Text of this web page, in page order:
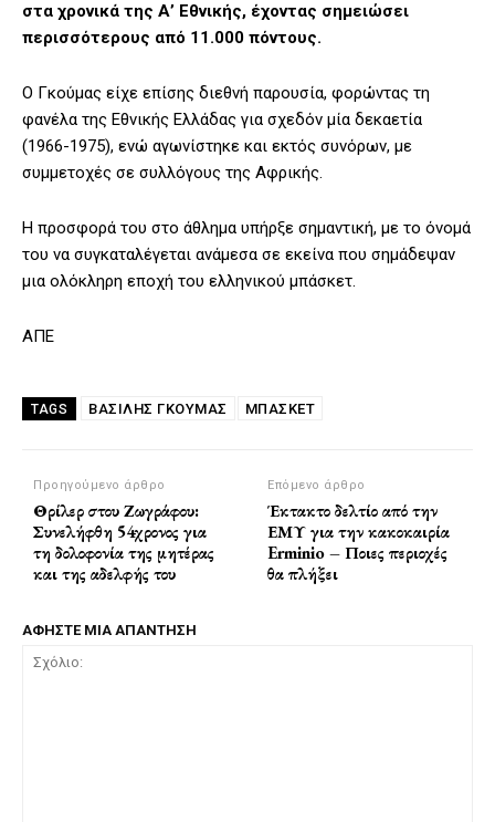
στα χρονικά της Α’ Εθνικής, έχοντας σημειώσει
περισσότερους από 11.000 πόντους.
Ο Γκούμας είχε επίσης διεθνή παρουσία, φορώντας τη
φανέλα της Εθνικής Ελλάδας για σχεδόν μία δεκαετία
(1966-1975), ενώ αγωνίστηκε και εκτός συνόρων, με
συμμετοχές σε συλλόγους της Αφρικής.
Η προσφορά του στο άθλημα υπήρξε σημαντική, με το όνομά
του να συγκαταλέγεται ανάμεσα σε εκείνα που σημάδεψαν
μια ολόκληρη εποχή του ελληνικού μπάσκετ.
ΑΠΕ
TAGS ΒΑΣΊΛΗΣ ΓΚΟΎΜΑΣ ΜΠΑΣΚΕΤ
Προηγούμενο άρθρο
Θρίλερ στου Ζωγράφου:
Συνελήφθη 54χρονος για
τη δολοφονία της μητέρας
και της αδελφής του
Επόμενο άρθρο
Έκτακτο δελτίο από την
ΕΜΥ για την κακοκαιρία
Erminio – Ποιες περιοχές
θα πλήξει
ΑΦΗΣΤΕ ΜΙΑ ΑΠΑΝΤΗΣΗ